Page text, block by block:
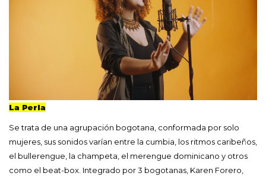
La Perla
Se trata de una agrupación bogotana, conformada por solo
mujeres, sus sonidos varían entre la cumbia, los ritmos caribeños,
el bullerengue, la champeta, el merengue dominicano y otros
como el beat-box. Integrado por 3 bogotanas, Karen Forero,